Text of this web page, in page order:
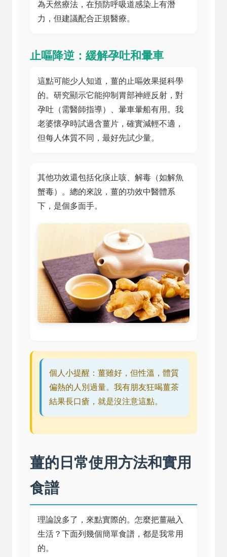
為天然療法，在預防呼吸道感染上有潛
力，但建議配合正規醫療。
止嘔降逆：緩解孕吐和暈車
這點可能少人知道，薑的止嘔效果挺科學
的。研究顯示它能抑制胃部神經反射，對
孕吐（需醫師指導）、暈車暈船有用。我
老婆懷孕時試過含薑片，確實減輕不適，
但每人体質不同，最好先試少量。
其他功效還包括化痰止咳、解毒（如解魚
蟹毒）。總的來說，薑的功效中醫體系
下，是個多面手。
個人小提醒：薑雖好，但性溫，體質
偏熱的人別過量。我有朋友狂喝薑茶
結果長口瘡，就是沒注意這點。
薑的日常使用方法和實用
食譜
理論說多了，來點實際的。怎麼把薑融入
生活？下面列幾個簡單食譜，都是我常用
的。